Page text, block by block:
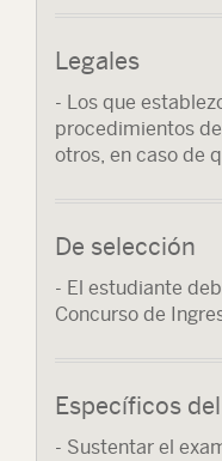
Legales
- Los que
procedimientos
otros, en caso de
De selección
- El estudiante
Concurso de
Específicos
- Sustentar el